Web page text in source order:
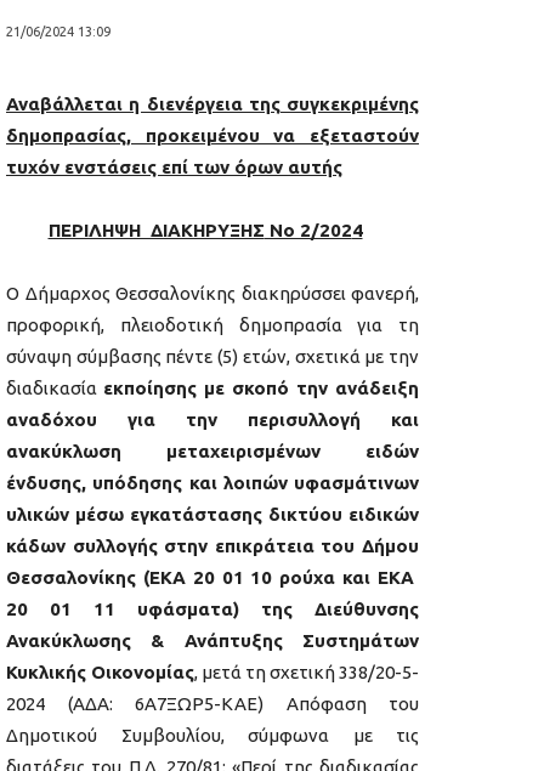
21/06/2024 13:09
Αναβάλλεται η διενέργεια της συγκεκριμένης
δημοπρασίας, προκειμένου να εξεταστούν
τυχόν ενστάσεις επί των όρων αυτής
ΠΕΡΙΛΗΨΗ ΔΙΑΚΗΡΥΞΗΣ No 2/2024
Ο Δήμαρχος Θεσσαλονίκης διακηρύσσει φανερή,
προφορική, πλειοδοτική δημοπρασία για τη
σύναψη σύμβασης πέντε (5) ετών, σχετικά με την
διαδικασία εκποίησης με σκοπό την ανάδειξη
αναδόχου για την περισυλλογή και
ανακύκλωση μεταχειρισμένων ειδών
ένδυσης, υπόδησης και λοιπών υφασμάτινων
υλικών μέσω εγκατάστασης δικτύου ειδικών
κάδων συλλογής στην επικράτεια του Δήμου
Θεσσαλονίκης (ΕΚΑ 20 01 10 ρούχα και ΕΚΑ
20 01 11 υφάσματα) της Διεύθυνσης
Ανακύκλωσης & Ανάπτυξης Συστημάτων
Κυκλικής Οικονομίας, μετά τη σχετική 338/20-5-
2024 (ΑΔΑ: 6Α7ΞΩΡ5-ΚΑΕ) Απόφαση του
Δημοτικού Συμβουλίου, σύμφωνα με τις
διατάξεις του Π.Δ. 270/81: «Περί της διαδικασίας